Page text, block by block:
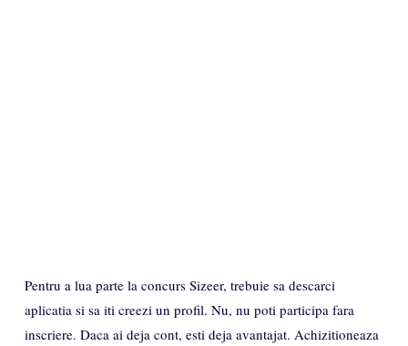
Pentru a lua parte la concurs Sizeer, trebuie sa descarci
aplicatia si sa iti creezi un profil. Nu, nu poti participa fara
inscriere. Daca ai deja cont, esti deja avantajat. Achizitioneaza